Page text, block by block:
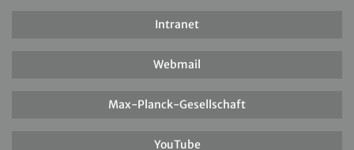
Intranet
Webmail
Max-Planck-Gesellschaft
YouTube